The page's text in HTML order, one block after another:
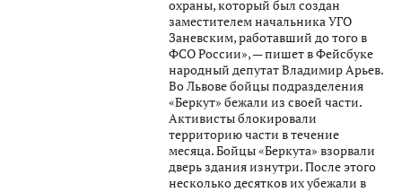
охраны, который был создан
заместителем начальника УГО
Заневским, работавший до того в
ФСО России», — пишет в Фейсбуке
народный депутат Владимир Арьев.
Во Львове бойцы подразделения
«Беркут» бежали из своей части.
Активисты блокировали
территорию части в течение
месяца. Бойцы «Беркута» взорвали
дверь здания изнутри. После этого
несколько десятков их убежали в